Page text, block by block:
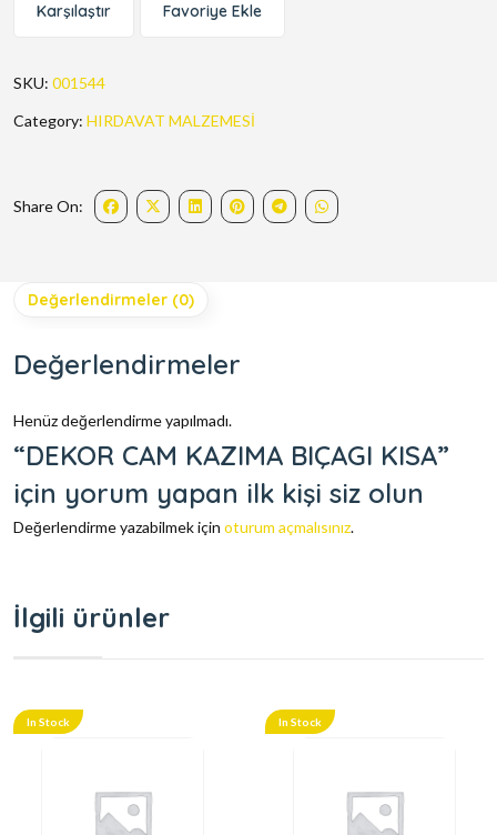
Karşılaştır Favoriye Ekle
SKU: 001544
Category: HIRDAVAT MALZEMESİ
Share On:
Değerlendirmeler (0)
Değerlendirmeler
Henüz değerlendirme yapılmadı.
“DEKOR CAM KAZIMA BIÇAGI KISA”
için yorum yapan ilk kişi siz olun
Değerlendirme yazabilmek için oturum açmalısınız.
İlgili ürünler
In Stock In Stock